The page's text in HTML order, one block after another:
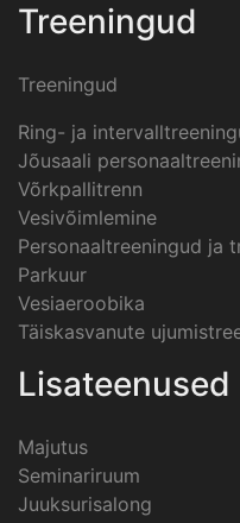
Treeningud
Treeningud
Ring- ja
Jõusaali
Võrkpallitrenn
Vesivõimlemine
Personaaltreeningud ja
Parkuur
Vesiaeroobika
Täiskasvanute
Lisateenused
Majutus
Seminariruum
Juuksurisalong